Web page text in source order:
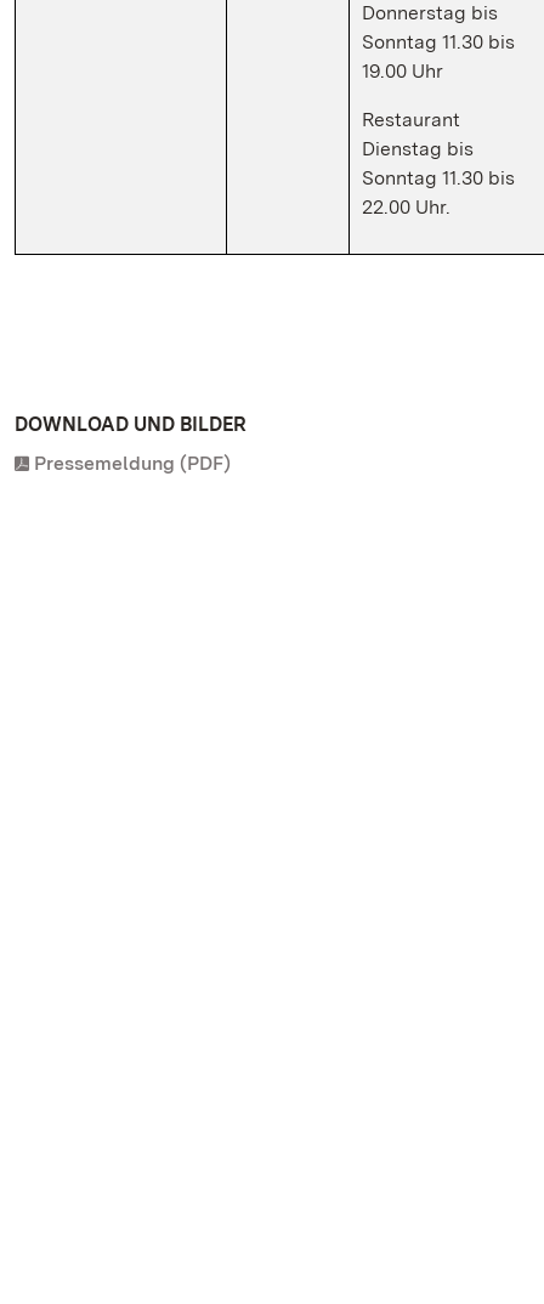
Donnerstag bis
Sonntag 11.30 bis
19.00 Uhr
Restaurant
Dienstag bis
Sonntag 11.30 bis
22.00 Uhr.
DOWNLOAD UND BILDER
Pressemeldung (PDF)